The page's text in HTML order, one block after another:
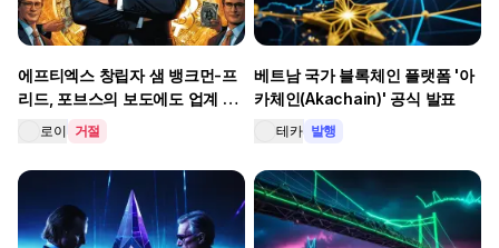
에프티엑스 창립자 샘 뱅크먼-프
리드, 포브스의 보도에도 업계 반
발 확산
로이 거절
베트남 국가 블록체인 플랫폼 '아
카체인(Akachain)' 공식 발표
테카 발행